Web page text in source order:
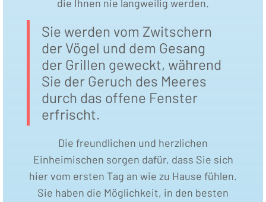
die Ihnen nie langweilig werden.
Sie werden vom Zwitschern
der Vögel und dem Gesang
der Grillen geweckt, während
Sie der Geruch des Meeres
durch das offene Fenster
erfrischt.
Die freundlichen und herzlichen
Einheimischen sorgen dafür, dass Sie sich
hier vom ersten Tag an wie zu Hause fühlen.
Sie haben die Möglichkeit, in den besten